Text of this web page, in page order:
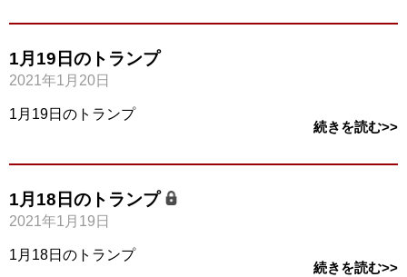
1月19日のトランプ
2021年1月20日
1月19日のトランプ
続きを読む>>
1月18日のトランプ
2021年1月19日
1月18日のトランプ
続きを読む>>